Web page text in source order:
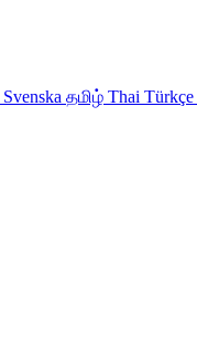
Svenska தமிழ் Thai Türkçe